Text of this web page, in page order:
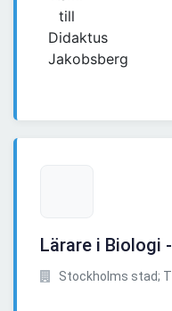
Lärare i Biologi
Stockholms stad;